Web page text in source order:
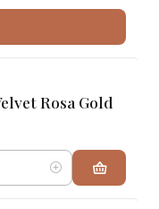
Rosa Gold